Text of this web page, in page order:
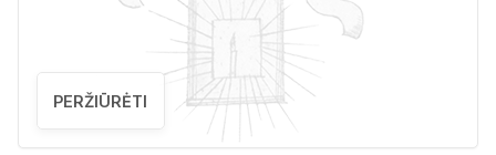
PERŽIŪRĖTI